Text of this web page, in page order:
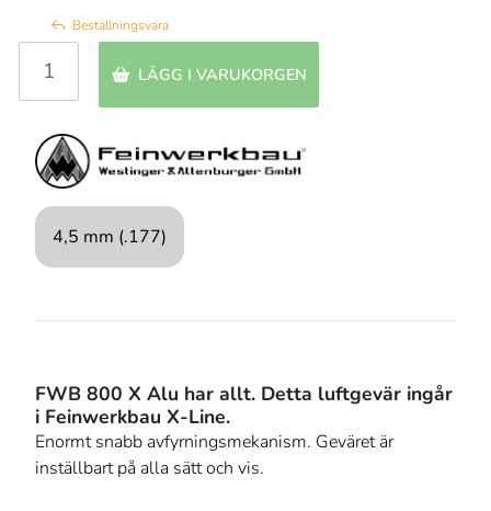
Beställningsvara
LÄGG I VARUKORGEN
4,5 mm (.177)
FWB 800 X Alu har allt. Detta luftgevär ingår
i Feinwerkbau X-Line.
Enormt snabb avfyrningsmekanism. Geväret är
inställbart på alla sätt och vis.